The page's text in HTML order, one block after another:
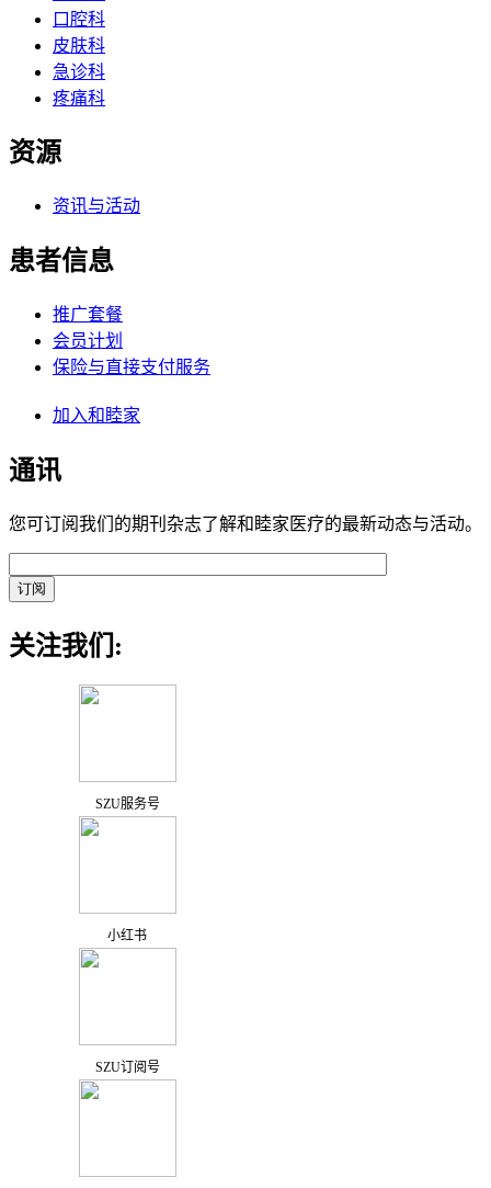
口腔科
皮肤科
急诊科
疼痛科
资源
资讯与活动
患者信息
推广套餐
会员计划
保险与直接支付服务
加入和睦家
通讯
您可订阅我们的期刊杂志了解和睦家医疗的最新动态与活动。
关注我们:
SZU服务号
小红书
SZU订阅号